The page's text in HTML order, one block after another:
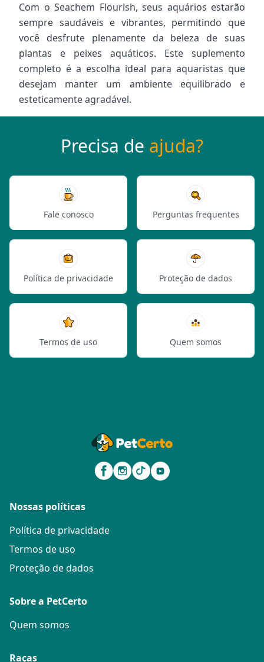
Com o Seachem Flourish, seus aquários estarão
sempre saudáveis e vibrantes, permitindo que
você desfrute plenamente da beleza de suas
plantas e peixes aquáticos. Este suplemento
completo é a escolha ideal para aquaristas que
desejam manter um ambiente equilibrado e
esteticamente agradável.
Precisa de ajuda?
Fale conosco Perguntas frequentes
Política de privacidade Proteção de dados
Termos de uso Quem somos
Nossas políticas
Política de privacidade
Termos de uso
Proteção de dados
Sobre a PetCerto
Quem somos
Raças